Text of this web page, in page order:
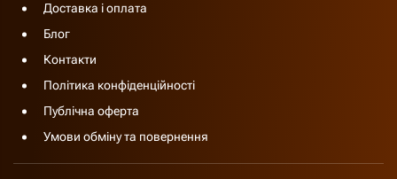
Доставка і оплата
Блог
Контакти
Політика конфіденційності
Публічна оферта
Умови обміну та повернення